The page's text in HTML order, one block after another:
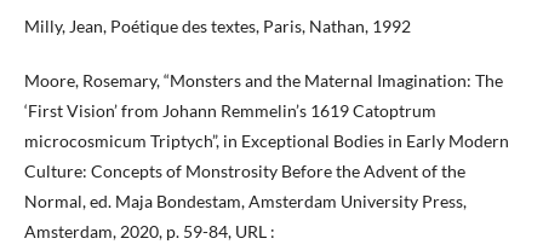
Milly, Jean, Poétique des textes, Paris, Nathan, 1992
Moore, Rosemary, “Monsters and the Maternal Imagination: The
‘First Vision’ from Johann Remmelin’s 1619 Catoptrum
microcosmicum Triptych”, in Exceptional Bodies in Early Modern
Culture: Concepts of Monstrosity Before the Advent of the
Normal, ed. Maja Bondestam, Amsterdam University Press,
Amsterdam, 2020, p. 59-84, URL :